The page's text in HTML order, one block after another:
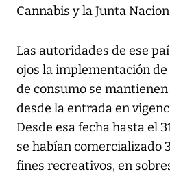
Cannabis y la Junta
Las autoridades de ese
ojos la implementación
de consumo se mantienen
desde la entrada en
Desde esa fecha hasta el
se habían comercializado
fines recreativos, en